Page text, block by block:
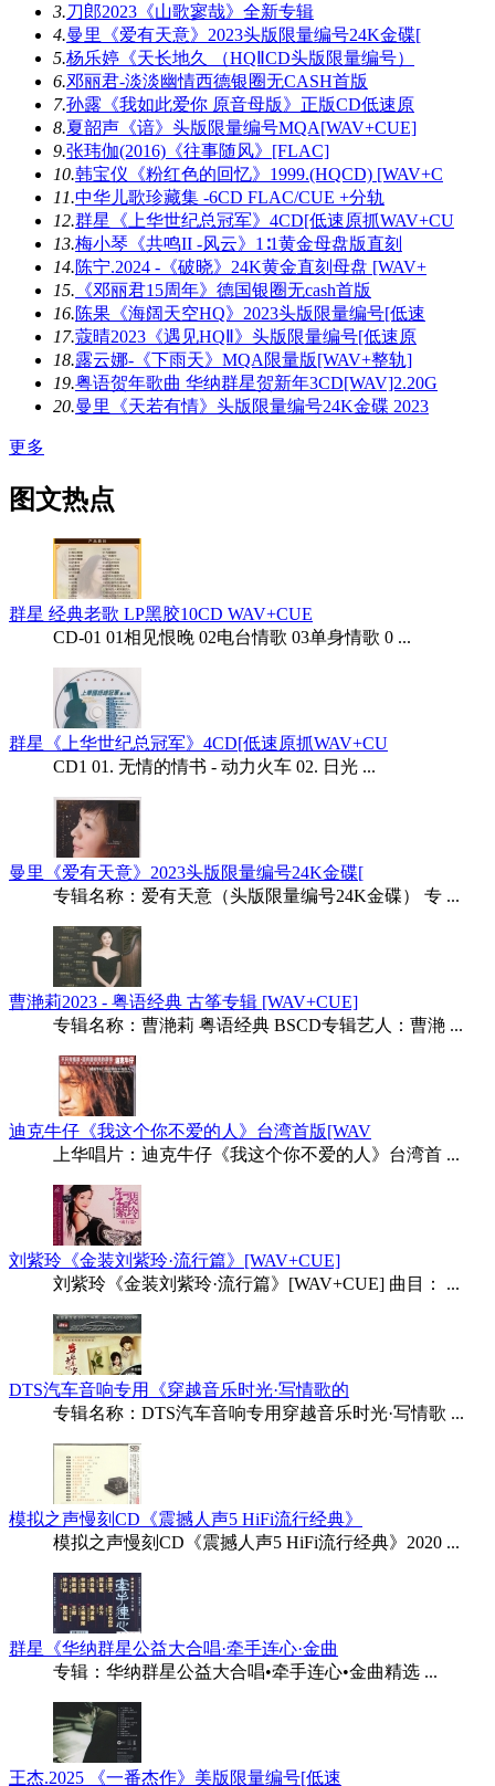
3.刀郎2023《山歌寥哉》全新专辑
4.曼里《爱有天意》2023头版限量编号24K金碟[
5.杨乐婷《天长地久 （HQⅡCD头版限量编号）
6.邓丽君-淡淡幽情西德银圈无CASH首版
7.孙露《我如此爱你 原音母版》正版CD低速原
8.夏韶声《谙》头版限量编号MQA[WAV+CUE]
9.张玮伽(2016)《往事随风》[FLAC]
10.韩宝仪《粉红色的回忆》1999.(HQCD) [WAV+C
11.中华儿歌珍藏集 -6CD FLAC/CUE +分轨
12.群星《上华世纪总冠军》4CD[低速原抓WAV+CU
13.梅小琴《共鸣II -风云》1∶1黄金母盘版直刻
14.陈宁.2024 -《破晓》24K黄金直刻母盘 [WAV+
15. 《邓丽君15周年》德国银圈无cash首版
16.陈果《海阔天空HQ》2023头版限量编号[低速
17.蔻晴2023《遇见HQⅡ》头版限量编号[低速原
18.露云娜-《下雨天》MQA限量版[WAV+整轨]
19.粤语贺年歌曲 华纳群星贺新年3CD[WAV]2.20G
20.曼里《天若有情》头版限量编号24K金碟 2023
更多
图文热点
群星 经典老歌 LP黑胶10CD WAV+CUE
CD-01 01相见恨晚 02电台情歌 03单身情歌 0 ...
群星《上华世纪总冠军》4CD[低速原抓WAV+CU
CD1 01. 无情的情书 - 动力火车 02. 日光 ...
曼里《爱有天意》2023头版限量编号24K金碟[
专辑名称：爱有天意（头版限量编号24K金碟） 专 ...
曹滟莉2023 - 粤语经典 古筝专辑 [WAV+CUE]
专辑名称：曹滟莉 粤语经典 BSCD专辑艺人：曹滟 ...
迪克牛仔《我这个你不爱的人》台湾首版[WAV
上华唱片：迪克牛仔《我这个你不爱的人》台湾首 ...
刘紫玲《金装刘紫玲·流行篇》[WAV+CUE]
刘紫玲《金装刘紫玲·流行篇》[WAV+CUE] 曲目： ...
DTS汽车音响专用《穿越音乐时光·写情歌的
专辑名称：DTS汽车音响专用穿越音乐时光·写情歌 ...
模拟之声慢刻CD《震撼人声5 HiFi流行经典》
模拟之声慢刻CD《震撼人声5 HiFi流行经典》2020 ...
群星《华纳群星公益大合唱·牵手连心·金曲
专辑：华纳群星公益大合唱•牵手连心•金曲精选 ...
王杰.2025 《一番杰作》美版限量编号[低速